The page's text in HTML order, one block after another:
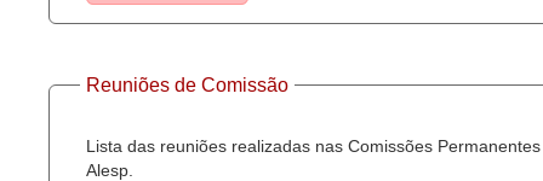
Reuniões de Comissão
Lista das reuniões realizadas nas Comissões
Alesp.